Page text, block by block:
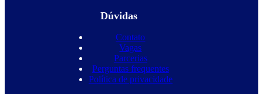
Dúvidas
Contato
Vagas
Parcerias
Perguntas frequentes
Política de privacidade